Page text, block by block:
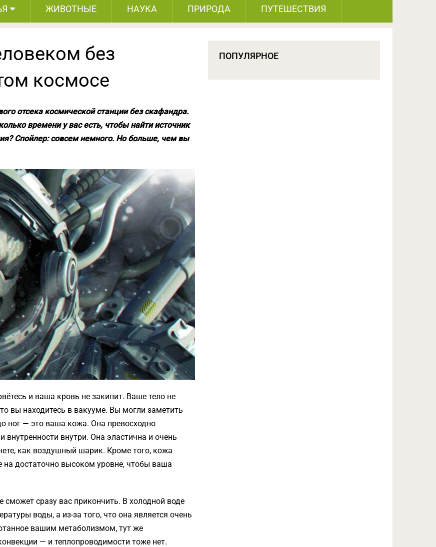
ЖИВОТНЫЕ НАУКА ПРИРОДА ПУТЕШЕСТВИЯ
без
космосе
отсека космической станции без скафандра.
времени у вас есть, чтобы найти источник
Спойлер: совсем немного. Но больше, чем вы
и ваша кровь не закипит. Ваше тело не
вы находитесь в вакууме. Вы могли заметить
ног — это ваша кожа. Она превосходно
внутренности внутри. Она эластична и очень
как воздушный шарик. Кроме того, кожа
на достаточно высоком уровне, чтобы ваша
сразу вас прикончить. В холодной воде
воды, а из-за того, что она является очень
вашим метаболизмом, тут же
— и теплопроводимости тоже нет.
ПОПУЛЯРНОЕ